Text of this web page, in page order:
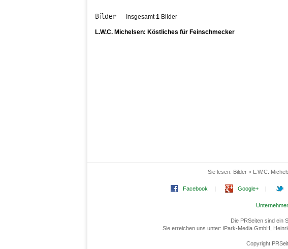
Bilder Insgesamt1 Bilder
L.W.C. Michelsen: Köstliches für Feinschmecker
Sie lesen: Bilder « L.W.C.
Facebook | Google+ |
Die PRSeiten sind ein
Sie erreichen uns unter: iPark-Media GmbH,
Copyright